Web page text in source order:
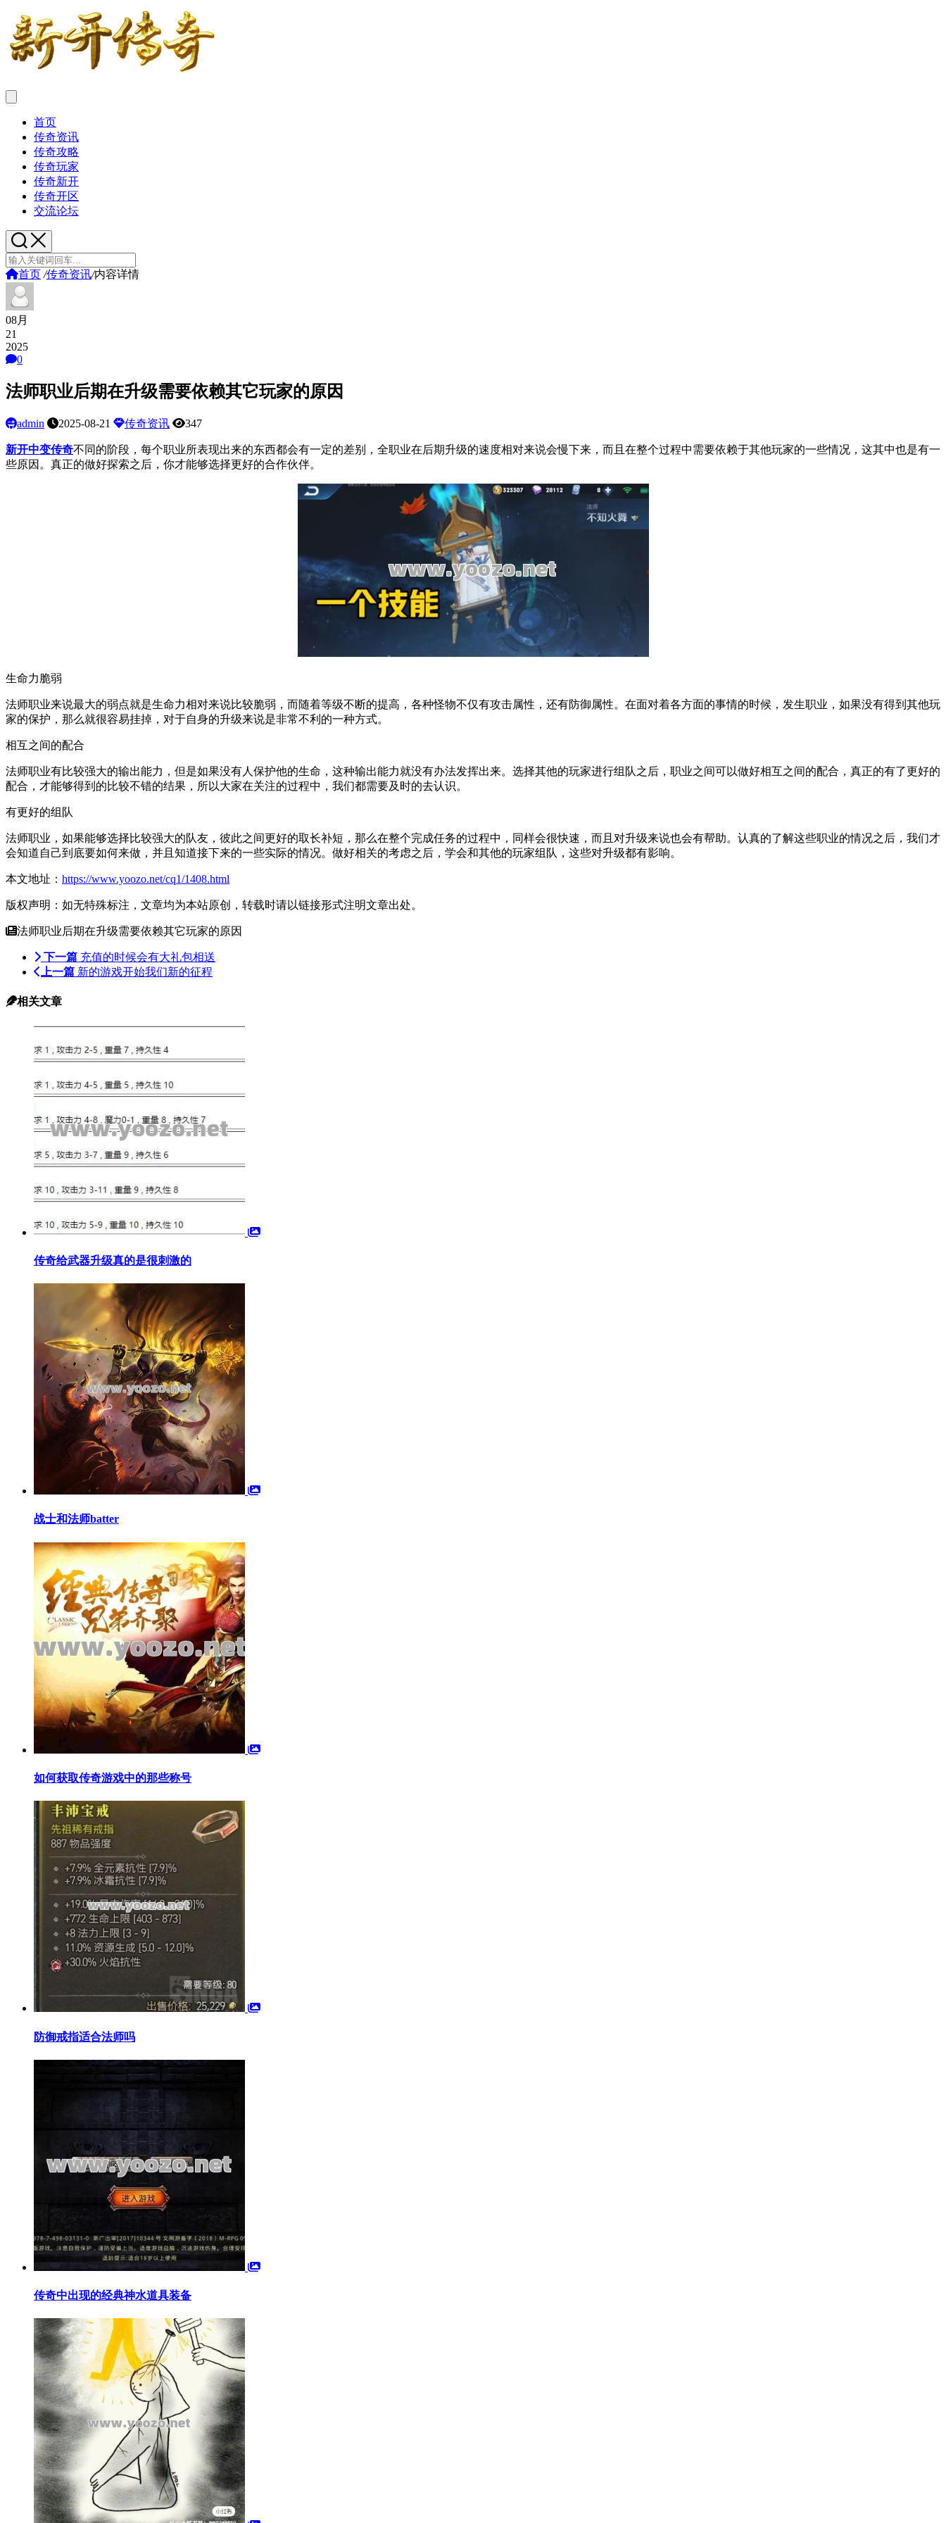
首页
传奇资讯
传奇攻略
传奇玩家
传奇新开
传奇开区
交流论坛
首页 /传奇资讯/内容详情
08月
21
2025
0
法师职业后期在升级需要依赖其它玩家的原因
admin 2025-08-21 传奇资讯 347
新开中变传奇不同的阶段，每个职业所表现出来的东西都会有一定的差别，全职业在后期升级的速度相对来说会慢下来，而且在整个过程中需要依赖于其他玩家的一些情况，这其中也是有一
些原因。真正的做好探索之后，你才能够选择更好的合作伙伴。
生命力脆弱
法师职业来说最大的弱点就是生命力相对来说比较脆弱，而随着等级不断的提高，各种怪物不仅有攻击属性，还有防御属性。在面对着各方面的事情的时候，发生职业，如果没有得到其他玩
家的保护，那么就很容易挂掉，对于自身的升级来说是非常不利的一种方式。
相互之间的配合
法师职业有比较强大的输出能力，但是如果没有人保护他的生命，这种输出能力就没有办法发挥出来。选择其他的玩家进行组队之后，职业之间可以做好相互之间的配合，真正的有了更好的
配合，才能够得到的比较不错的结果，所以大家在关注的过程中，我们都需要及时的去认识。
有更好的组队
法师职业，如果能够选择比较强大的队友，彼此之间更好的取长补短，那么在整个完成任务的过程中，同样会很快速，而且对升级来说也会有帮助。认真的了解这些职业的情况之后，我们才
会知道自己到底要如何来做，并且知道接下来的一些实际的情况。做好相关的考虑之后，学会和其他的玩家组队，这些对升级都有影响。
本文地址： https://www.yoozo.net/cq1/1408.html
版权声明：如无特殊标注，文章均为本站原创，转载时请以链接形式注明文章出处。
法师职业后期在升级需要依赖其它玩家的原因
下一篇 充值的时候会有大礼包相送
上一篇 新的游戏开始我们新的征程
相关文章
传奇给武器升级真的是很刺激的
战士和法师batter
如何获取传奇游戏中的那些称号
防御戒指适合法师吗
传奇中出现的经典神水道具装备